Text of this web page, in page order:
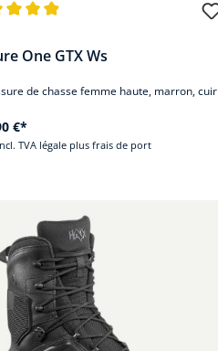
One GTX Ws
de chasse femme haute, marron, cuir
€*
TVA légale plus frais de port